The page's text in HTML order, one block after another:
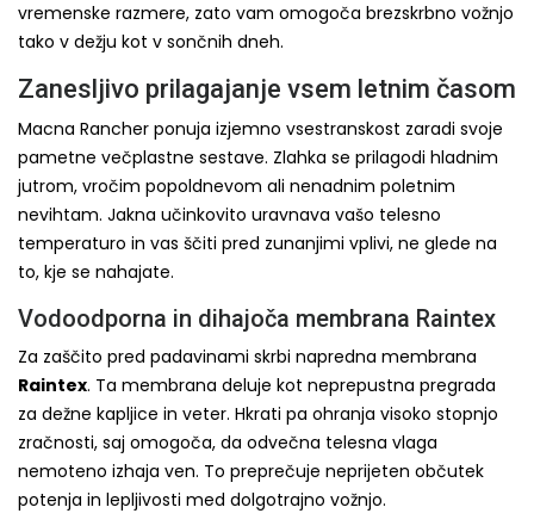
vremenske razmere, zato vam omogoča brezskrbno vožnjo
tako v dežju kot v sončnih dneh.
Zanesljivo prilagajanje vsem letnim časom
Macna Rancher ponuja izjemno vsestranskost zaradi svoje
pametne večplastne sestave. Zlahka se prilagodi hladnim
jutrom, vročim popoldnevom ali nenadnim poletnim
nevihtam. Jakna učinkovito uravnava vašo telesno
temperaturo in vas ščiti pred zunanjimi vplivi, ne glede na
to, kje se nahajate.
Vodoodporna in dihajoča membrana Raintex
Za zaščito pred padavinami skrbi napredna membrana
Raintex. Ta membrana deluje kot neprepustna pregrada
za dežne kapljice in veter. Hkrati pa ohranja visoko stopnjo
zračnosti, saj omogoča, da odvečna telesna vlaga
nemoteno izhaja ven. To preprečuje neprijeten občutek
potenja in lepljivosti med dolgotrajno vožnjo.